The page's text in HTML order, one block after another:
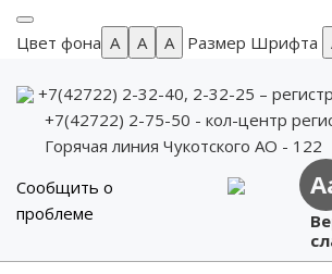
Цвет фона A A A Размер Шрифта
+7(42722) 2-32-40, 2-32-25 –
+7(42722) 2-75-50 - кол-центр
Горячая линия Чукотского АО - 122
Сообщить о
проблеме